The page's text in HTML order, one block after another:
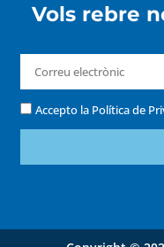
Vols rebre
Accepto la Política de